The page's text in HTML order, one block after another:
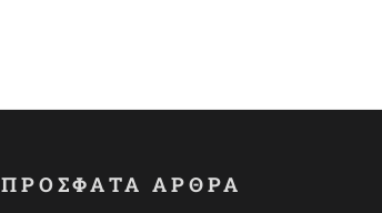
ΠΡΟΣΦΑΤΑ ΑΡΘΡΑ